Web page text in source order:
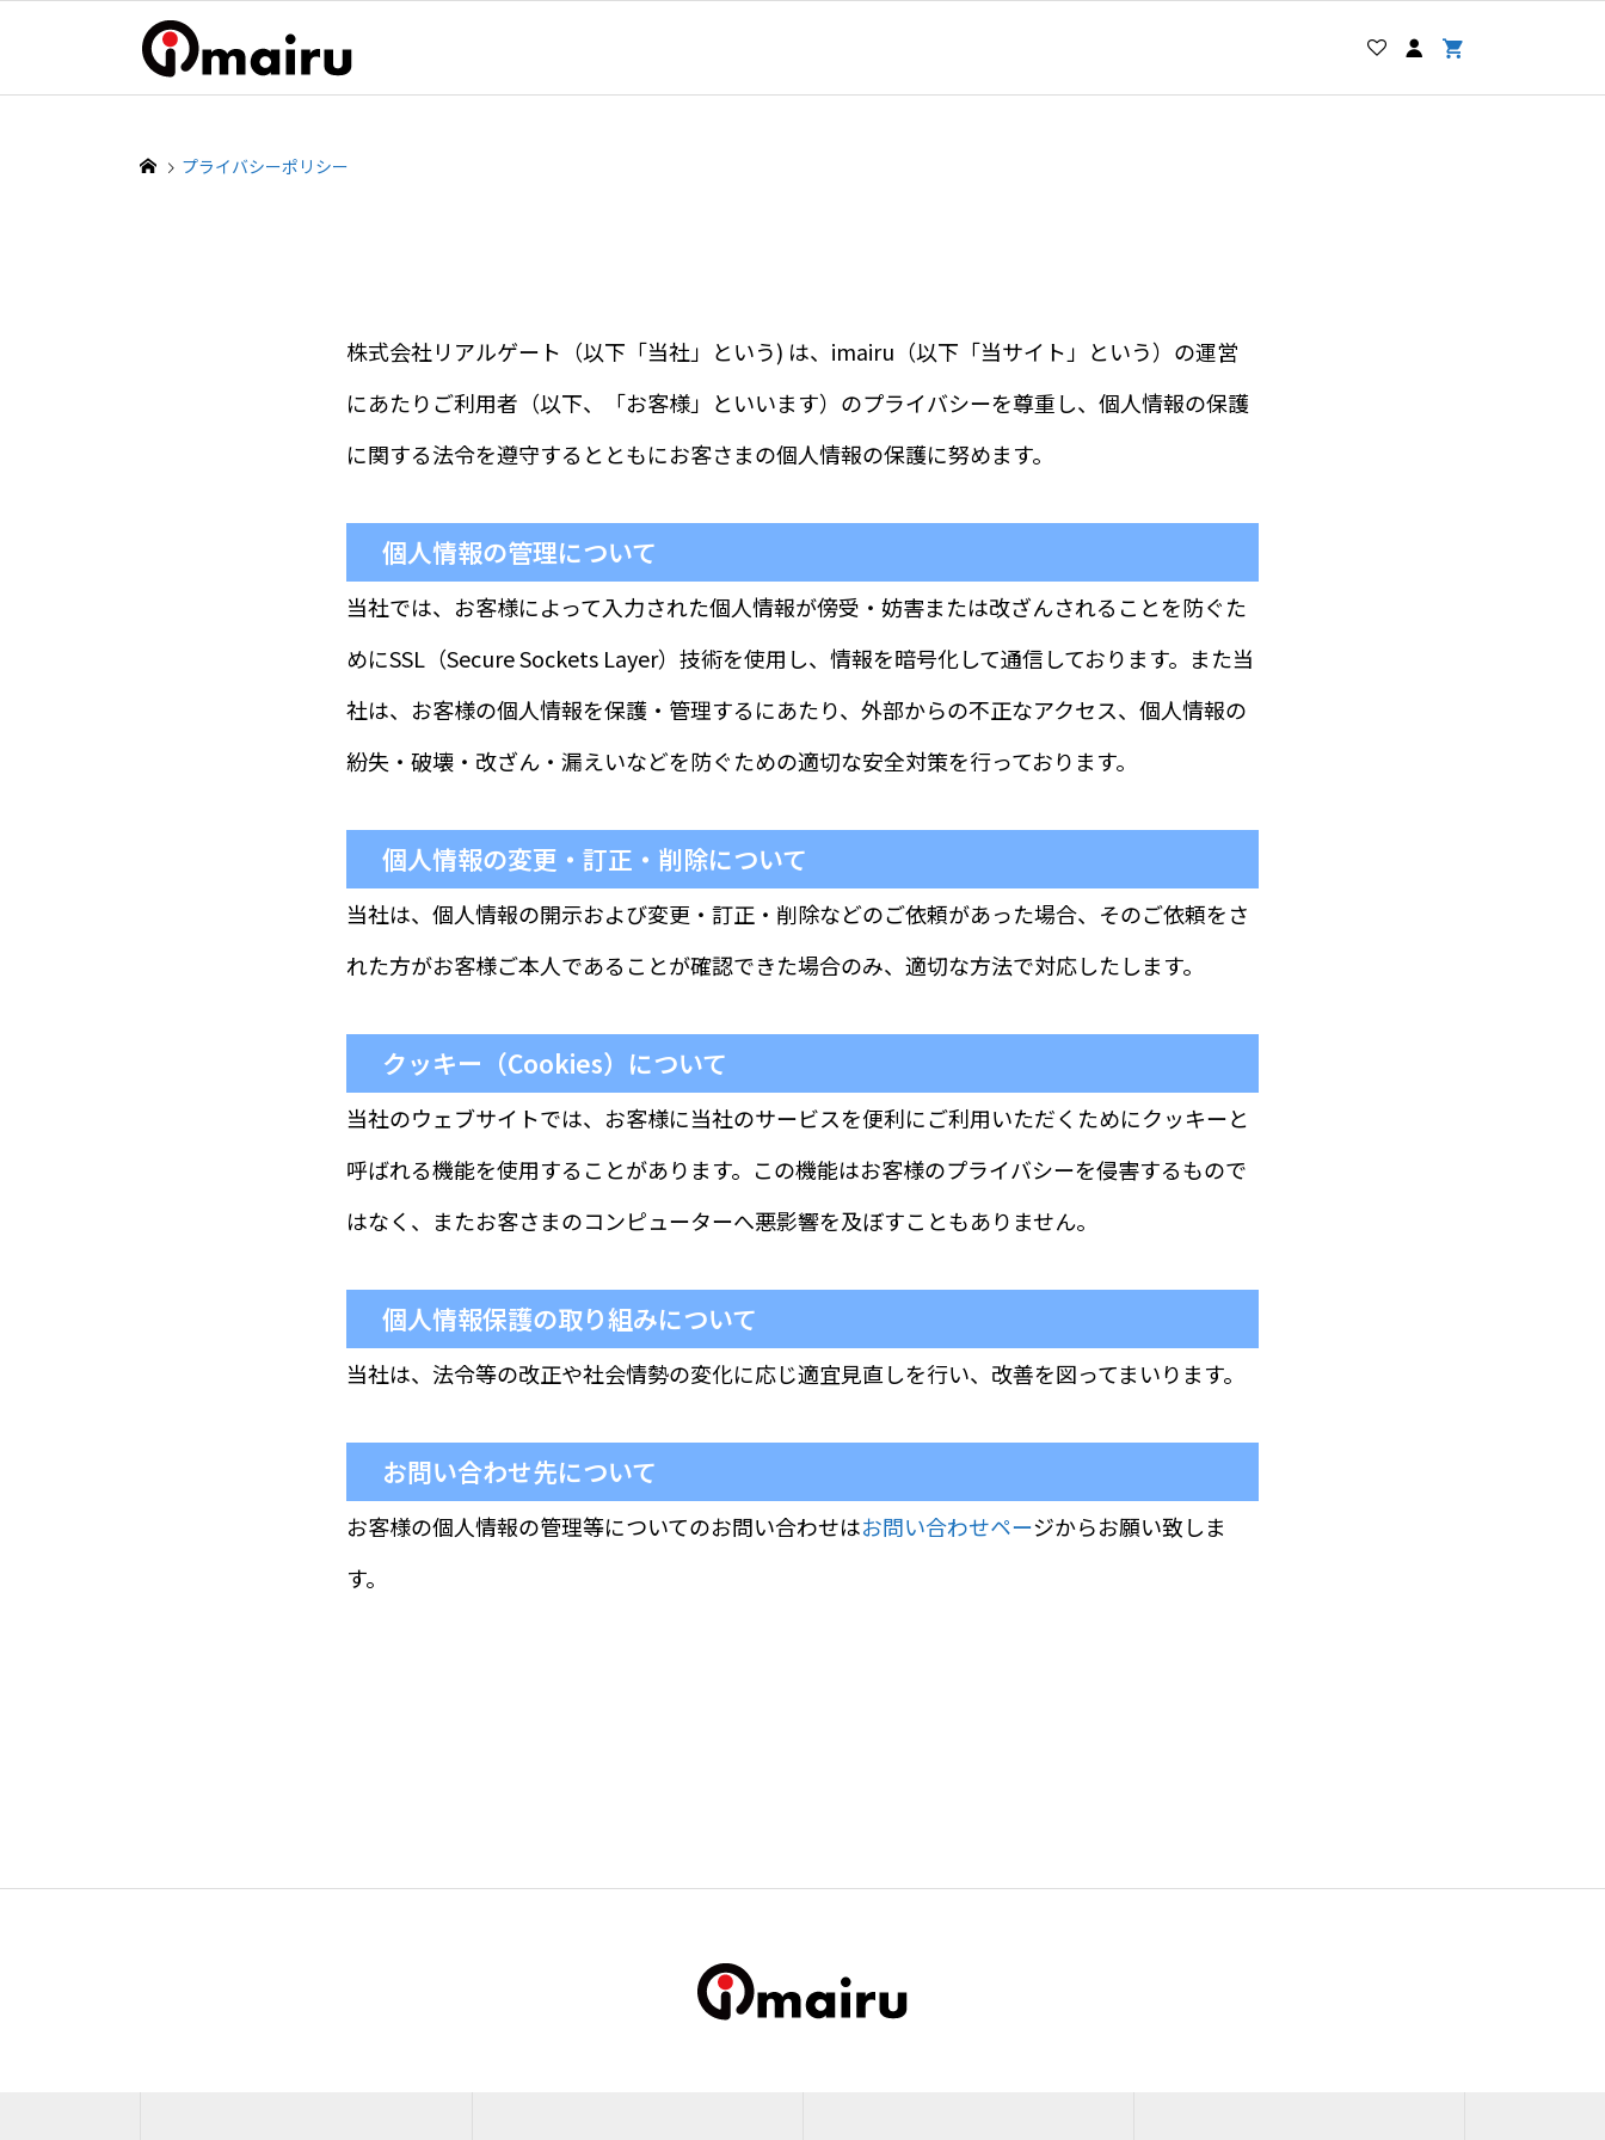
プライバシーポリシー
株式会社リアルゲート（以下「当社」という) は、imairu（以下「当サイト」という）の運営
にあたりご利用者（以下、「お客様」といいます）のプライバシーを尊重し、個人情報の保護
に関する法令を遵守するとともにお客さまの個人情報の保護に努めます。
個人情報の管理について
当社では、お客様によって入力された個人情報が傍受・妨害または改ざんされることを防ぐた
めにSSL（Secure Sockets Layer）技術を使用し、情報を暗号化して通信しております。また当
社は、お客様の個人情報を保護・管理するにあたり、外部からの不正なアクセス、個人情報の
紛失・破壊・改ざん・漏えいなどを防ぐための適切な安全対策を行っております。
個人情報の変更・訂正・削除について
当社は、個人情報の開示および変更・訂正・削除などのご依頼があった場合、そのご依頼をさ
れた方がお客様ご本人であることが確認できた場合のみ、適切な方法で対応したします。
クッキー（Cookies）について
当社のウェブサイトでは、お客様に当社のサービスを便利にご利用いただくためにクッキーと
呼ばれる機能を使用することがあります。この機能はお客様のプライバシーを侵害するもので
はなく、またお客さまのコンピューターへ悪影響を及ぼすこともありません。
個人情報保護の取り組みについて
当社は、法令等の改正や社会情勢の変化に応じ適宜見直しを行い、改善を図ってまいります。
お問い合わせ先について
お客様の個人情報の管理等についてのお問い合わせはお問い合わせページからお願い致しま
す。